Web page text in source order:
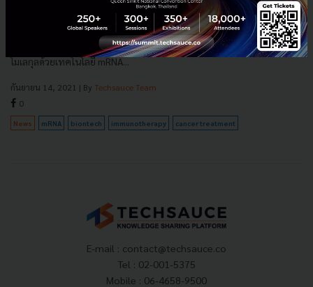
BioNTech กำลังทดสอบ ยารักษามะเร็งด้วย mRNA ในคน หลัง
พบว่าช่วยลดขนาดเนื้องอกในหนูได้
BioNTech ได้มุ่งความสนใจไปที่การรักษาโรคร้ายแรงอย่างมะเร็งในระดับ
โมเลกุลด้วยเทคโนโลยี mRNA...
กันยายน 14, 2021 | By Techsauce Team
0
News mRNA biontech immunotherapy cancer treatment
E-mail : contact@techsauce.co
Tel : 02-001-5375
Mobile : 06-4658-9500